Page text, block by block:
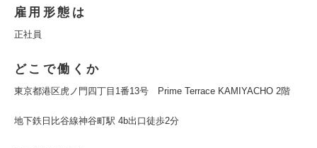
雇用形態は
正社員
どこで働くか
東京都港区虎ノ門四丁目1番13号 Prime Terrace KAMIYACHO 2階
地下鉄日比谷線神谷町駅 4b出口徒歩2分